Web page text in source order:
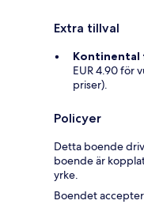
Extra tillval
Kontinental
EUR 4.90 för
priser).
Policyer
Detta boende
boende är
yrke.
Boendet